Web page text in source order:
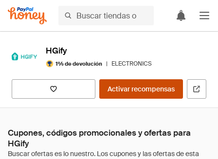
HGify
1% de devolución | ELECTRONICS
Activar recompensas
Cupones, códigos promocionales y ofertas para
HGify